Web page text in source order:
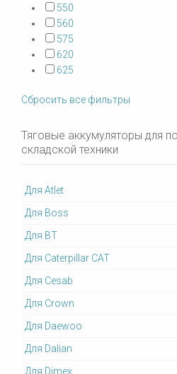
550
560
575
620
625
Сбросить все фильтры
Тяговые аккумуляторы для
складской техники
Для Atlet
Для Boss
Для BT
Для Caterpillar CAT
Для Cesab
Для Crown
Для Daewoo
Для Dalian
Для Dimex